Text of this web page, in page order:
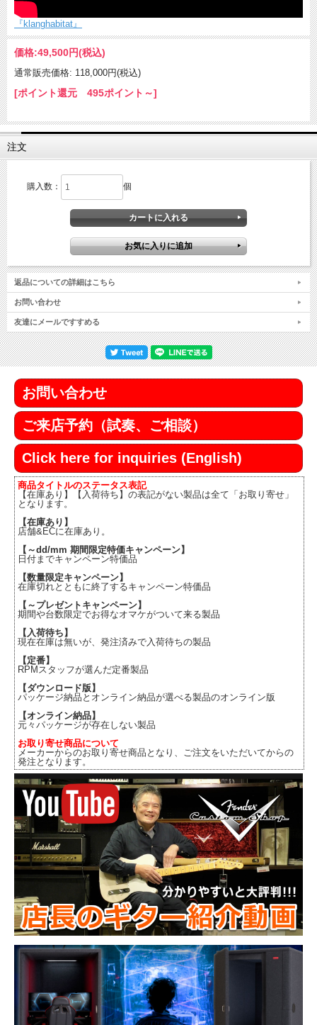
『klanghabitat』
価格:49,500円(税込)
通常販売価格: 118,000円(税込)
[ポイント還元 495ポイント～]
注文
購入数： 個
返品についての詳細はこちら
お問い合わせ
友達にメールですすめる
お問い合わせ
ご来店予約（試奏、ご相談）
Click here for inquiries (English)
商品タイトルのステータス表記
【在庫あり】【入荷待ち】の表記がない製品は全て「お取り寄せ」
となります。
【在庫あり】
店舗&ECに在庫あり。
【～dd/mm 期間限定特価キャンペーン】
日付までキャンペーン特価品
【数量限定キャンペーン】
在庫切れとともに終了するキャンペーン特価品
【～プレゼントキャンペーン】
期間や台数限定でお得なオマケがついて来る製品
【入荷待ち】
現在在庫は無いが、発注済みで入荷待ちの製品
【定番】
RPMスタッフが選んだ定番製品
【ダウンロード版】
パッケージ納品とオンライン納品が選べる製品のオンライン版
【オンライン納品】
元々パッケージが存在しない製品
お取り寄せ商品について
メーカーからのお取り寄せ商品となり、ご注文をいただいてからの
発注となります。